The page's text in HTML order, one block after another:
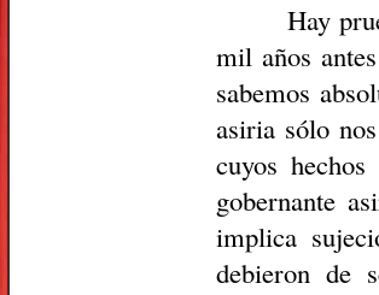
Hay
mil años
sabemos
asiria sólo
cuyos
gobernante
implica
debieron de